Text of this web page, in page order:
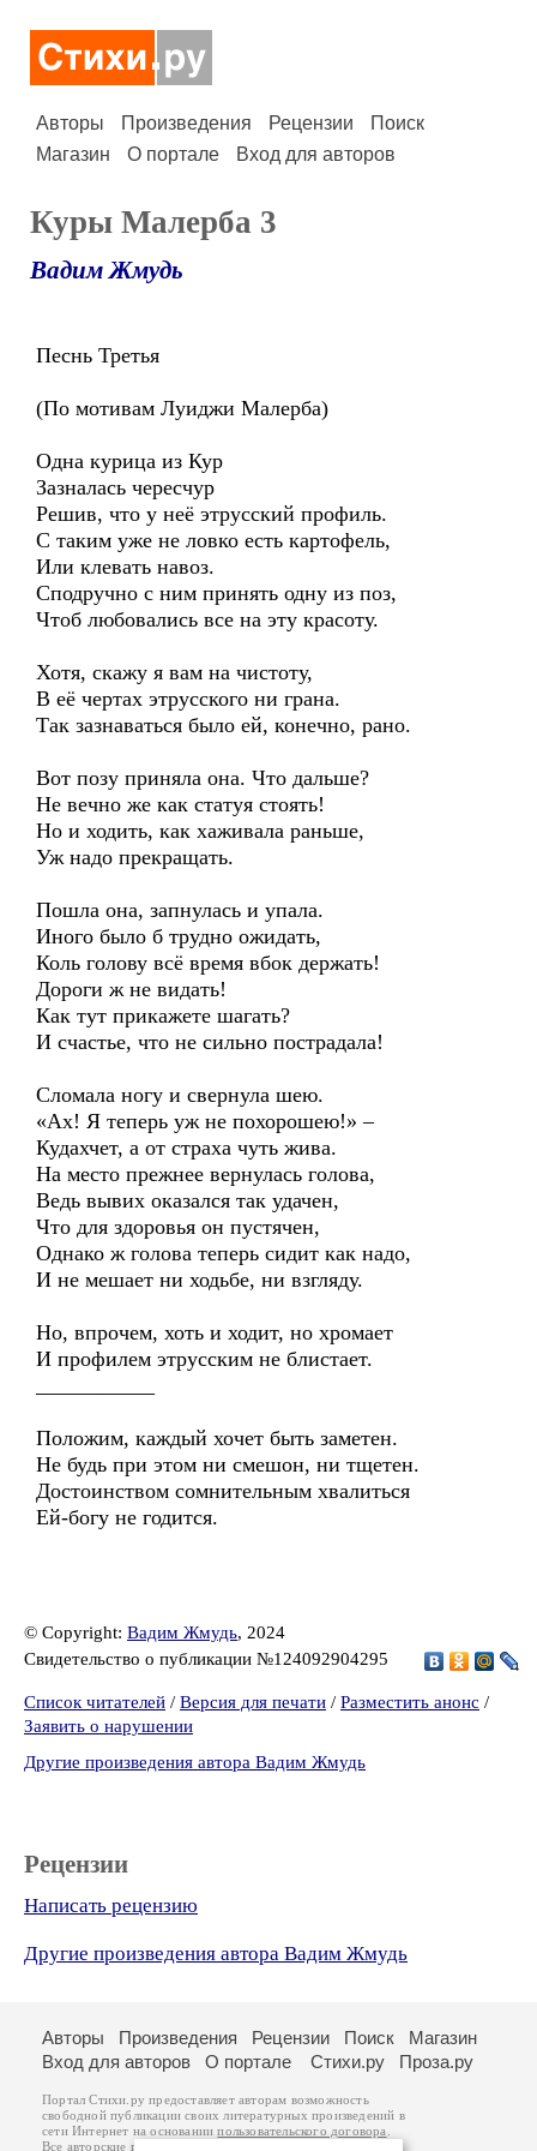
Авторы Произведения Рецензии
Поиск
Магазин
О портале Вход для авторов
Куры Малерба 3
Вадим Жмудь
Песнь Третья
(По мотивам Луиджи Малерба)
Одна курица из Кур
Зазналась чересчур
Решив, что у неё этрусский профиль.
С таким уже не ловко есть картофель,
Или клевать навоз.
Сподручно с ним принять одну из поз,
Чтоб любовались все на эту красоту.
Хотя, скажу я вам на чистоту,
В её чертах этрусского ни грана.
Так зазнаваться было ей, конечно, рано.
Вот позу приняла она. Что дальше?
Не вечно же как статуя стоять!
Но и ходить, как хаживала раньше,
Уж надо прекращать.
Пошла она, запнулась и упала.
Иного было б трудно ожидать,
Коль голову всё время вбок держать!
Дороги ж не видать!
Как тут прикажете шагать?
И счастье, что не сильно пострадала!
Сломала ногу и свернула шею.
«Ах! Я теперь уж не похорошею!» –
Кудахчет, а от страха чуть жива.
На место прежнее вернулась голова,
Ведь вывих оказался так удачен,
Что для здоровья он пустячен,
Однако ж голова теперь сидит как надо,
И не мешает ни ходьбе, ни взгляду.
Но, впрочем, хоть и ходит, но хромает
И профилем этрусским не блистает.
Положим, каждый хочет быть заметен.
Не будь при этом ни смешон, ни тщетен.
Достоинством сомнительным хвалиться
Ей-богу не годится.
© Copyright: Вадим Жмудь, 2024
Свидетельство о публикации №124092904295
Список читателей / Версия для печати / Разместить анонс /
Заявить о нарушении
Другие произведения автора Вадим Жмудь
Рецензии
Написать рецензию
Другие произведения автора Вадим Жмудь
Авторы Произведения Рецензии Поиск
Магазин
Вход для авторов
О портале Стихи.ру Проза.ру
Портал Стихи.ру предоставляет авторам возможность
свободной публикации своих литературных произведений в
сети Интернет на основаниипользовательского договора
Все авторские права на произведения принадлежат авторам